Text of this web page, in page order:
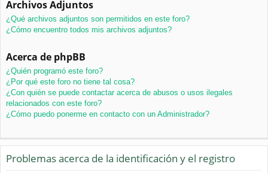
Archivos Adjuntos
¿Qué archivos adjuntos son permitidos en este foro?
¿Cómo encuentro todos mis archivos adjuntos?
Acerca de phpBB
¿Quién programó este foro?
¿Por qué este foro no tiene tal cosa?
¿Con quién se puede contactar acerca de abusos o usos ilegales
relacionados con este foro?
¿Cómo puedo ponerme en contacto con un Administrador?
Problemas acerca de la identificación y el registro